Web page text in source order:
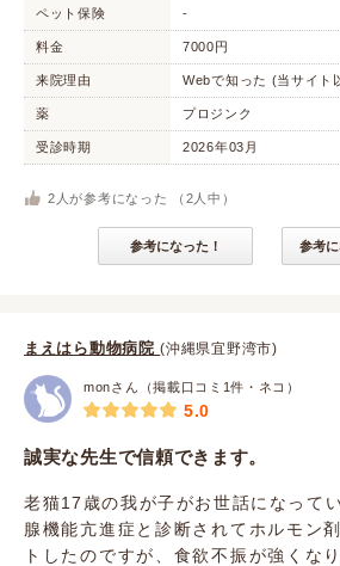
ペット保険 -
料金 7000円
来院理由 Webで知った (当サイト
薬 プロジンク
受診時期 2026年03月
2 人が参考になった （ 2 人中）
参考になった！ 参考
まえはら動物病院(沖縄県宜野湾市)
monさん（掲載口コミ1件・ネコ）
5.0
誠実な先生で信頼できます。
老猫17歳の我が子がお世話になって
腺機能亢進症と診断されてホルモン
トしたのですが、食欲不振が強くな